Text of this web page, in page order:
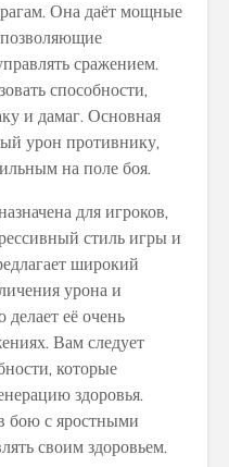
Она даёт мощные
сражением.
способности,
и дамаг. Основная
урон противнику,
на поле боя.
для игроков,
стиль игры и
широкий
урона и
делает её очень
Вам следует
которые
здоровья.
бою с яростными
своим здоровьем.